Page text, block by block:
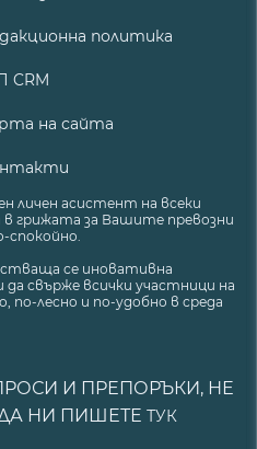
политика
CRM
на сайта
личен асистент на всеки
грижата за Вашите превозни
спокойно.
се иновативна
свърже всички участници на
по-лесно и по-удобно в среда
И ПРЕПОРЪКИ, НЕ
НИ ПИШЕТЕ ТУК